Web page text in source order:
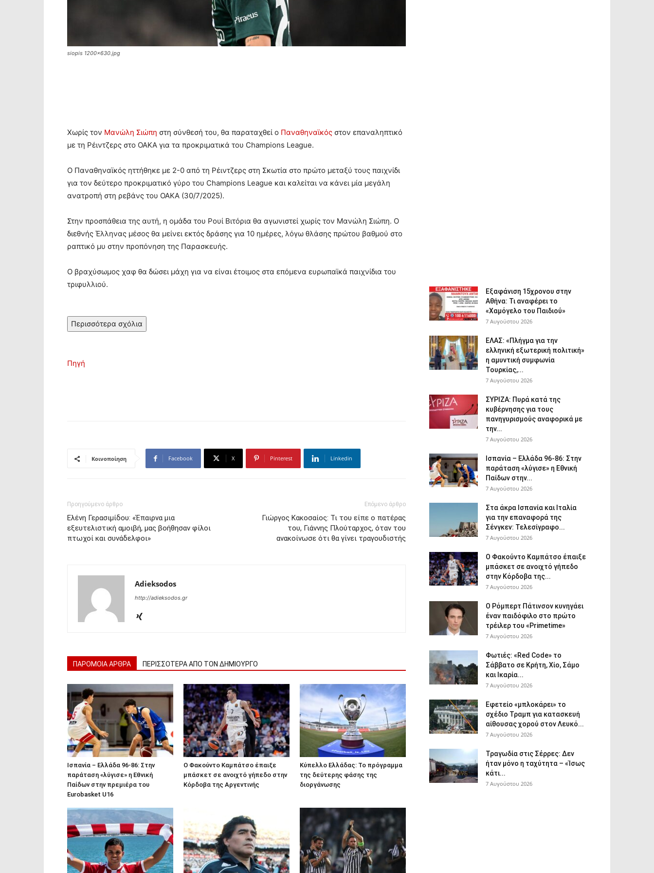
siopis 1200x630.jpg
Χωρίς τον Μανώλη Σιώπη στη σύνθεσή του, θα παραταχθεί ο Παναθηναϊκός στον επαναληπτικό
με τη Ρέιντζερς στο ΟΑΚΑ για τα προκριματικά του Champions League.
Ο Παναθηναϊκός ηττήθηκε με 2-0 από τη Ρέιντζερς στη Σκωτία στο πρώτο μεταξύ τους παιχνίδι
για τον δεύτερο προκριματικό γύρο του Champions League και καλείται να κάνει μία μεγάλη
ανατροπή στη ρεβάνς του ΟΑΚΑ (30/7/2025).
Στην προσπάθεια της αυτή, η ομάδα του Ρουί Βιτόρια θα αγωνιστεί χωρίς τον Μανώλη Σιώπη. Ο
διεθνής Έλληνας μέσος θα μείνει εκτός δράσης για 10 ημέρες, λόγω θλάσης πρώτου βαθμού στο
ραπτικό μυ στην προπόνηση της Παρασκευής.
Ο βραχύσωμος χαφ θα δώσει μάχη για να είναι έτοιμος στα επόμενα ευρωπαϊκά παιχνίδια του
τριφυλλιού.
Περισσότερα σχόλια
Πηγή
Κοινοποίηση Facebook X Pinterest Linkedin
Προηγούμενο άρθρο
Ελένη Γερασιμίδου: «Έπαιρνα μια
εξευτελιστική αμοιβή, μας βοήθησαν φίλοι
πτωχοί και συνάδελφοι»
Επόμενο άρθρο
Γιώργος Κακοσαίος: Τι του είπε ο πατέρας
του, Γιάννης Πλούταρχος, όταν του
ανακοίνωσε ότι θα γίνει τραγουδιστής
Adieksodos
http://adieksodos.gr
ΠΑΡΟΜΟΙΑ ΑΡΘΡΑ ΠΕΡΙΣΣΟΤΕΡΑ ΑΠΟ ΤΟΝ ΔΗΜΙΟΥΡΓΟ
Ισπανία – Ελλάδα 96-86: Στην
παράταση «λύγισε» η Εθνική
Παίδων στην πρεμιέρα του
Eurobasket U16
Ο Φακούντο Καμπάτσο έπαιξε
μπάσκετ σε ανοιχτό γήπεδο στην
Κόρδοβα της Αργεντινής
Κύπελλο Ελλάδας: Το πρόγραμμα
της δεύτερης φάσης της
διοργάνωσης
Εξαφάνιση 15χρονου στην
Αθήνα: Τι αναφέρει το
«Χαμόγελο του Παιδιού»
7 Αυγούστου 2026
ΕΛΑΣ: «Πλήγμα για την
ελληνική εξωτερική πολιτική»
η αμυντική συμφωνία
Τουρκίας,...
7 Αυγούστου 2026
ΣΥΡΙΖΑ: Πυρά κατά της
κυβέρνησης για τους
πανηγυρισμούς αναφορικά με
την...
7 Αυγούστου 2026
Ισπανία – Ελλάδα 96-86: Στην
παράταση «λύγισε» η Εθνική
Παίδων στην...
7 Αυγούστου 2026
Στα άκρα Ισπανία και Ιταλία
για την επαναφορά της
Σένγκεν: Τελεσίγραφο...
7 Αυγούστου 2026
Ο Φακούντο Καμπάτσο έπαιξε
μπάσκετ σε ανοιχτό γήπεδο
στην Κόρδοβα της...
7 Αυγούστου 2026
Ο Ρόμπερτ Πάτινσον κυνηγάει
έναν παιδόφιλο στο πρώτο
τρέιλερ του «Primetime»
7 Αυγούστου 2026
Φωτιές: «Red Code» το
Σάββατο σε Κρήτη, Χίο, Σάμο
και Ικαρία...
7 Αυγούστου 2026
Εφετείο «μπλοκάρει» το
σχέδιο Τραμπ για κατασκευή
αίθουσας χορού στον Λευκό...
7 Αυγούστου 2026
Τραγωδία στις Σέρρες: Δεν
ήταν μόνο η ταχύτητα – «Ίσως
κάτι...
7 Αυγούστου 2026